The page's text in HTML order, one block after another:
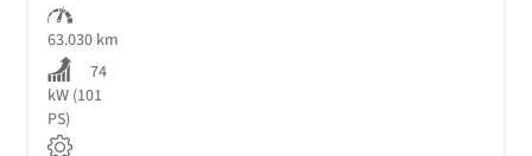
63.030 km
74
kW (101
PS)